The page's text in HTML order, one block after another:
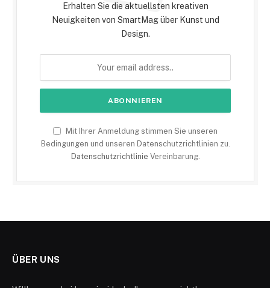
Erhalten Sie die aktuellsten kreativen
Neuigkeiten von SmartMag über Kunst und
Design.
Mit Ihrer Anmeldung stimmen Sie unseren
Bedingungen und unseren Datenschutzrichtlinien zu.
Datenschutzrichtlinie Vereinbarung.
ÜBER UNS